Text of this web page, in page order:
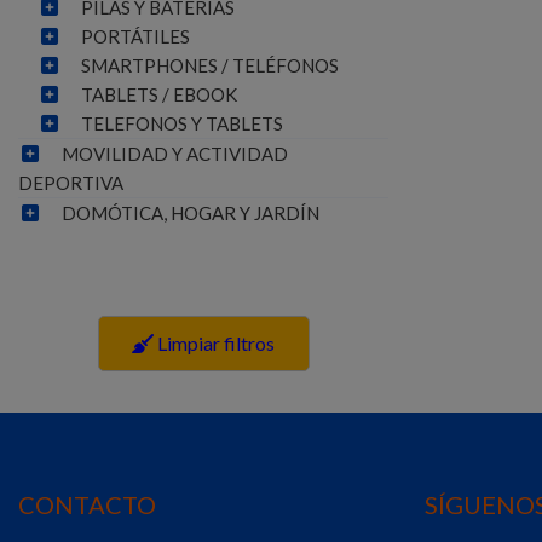
PILAS Y BATERÍAS
PORTÁTILES
SMARTPHONES / TELÉFONOS
TABLETS / EBOOK
TELEFONOS Y TABLETS
MOVILIDAD Y ACTIVIDAD
DEPORTIVA
DOMÓTICA, HOGAR Y JARDÍN
Limpiar filtros
CONTACTO